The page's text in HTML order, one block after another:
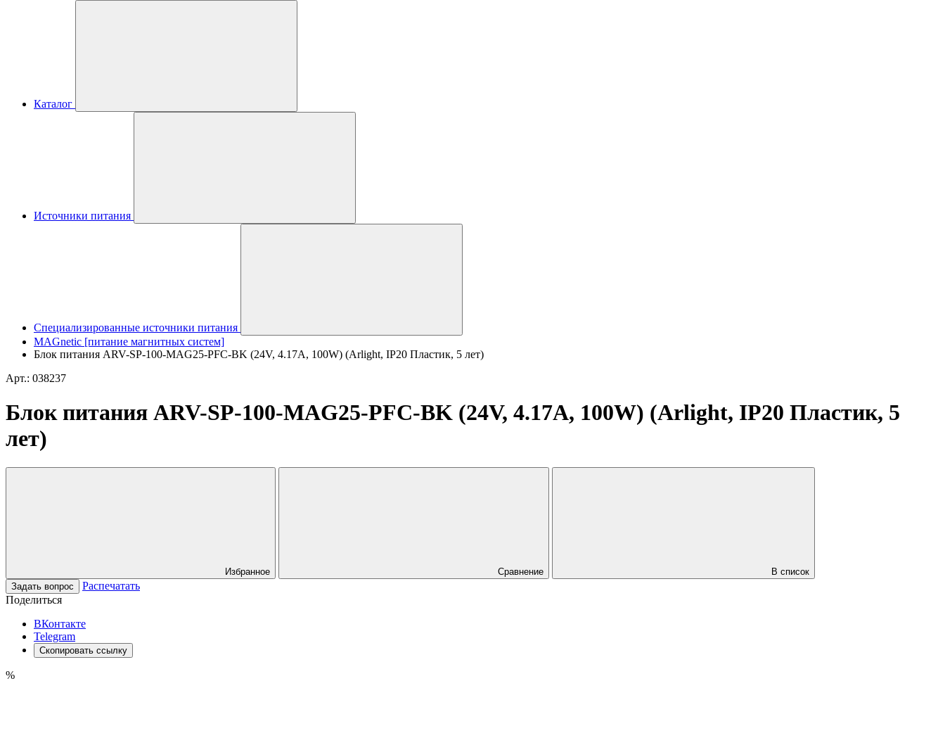
Каталог
Источники питания
Специализированные источники питания
MAGnetic [питание магнитных систем]
Блок питания ARV-SP-100-MAG25-PFC-BK (24V, 4.17A, 100W) (Arlight, IP20 Пластик, 5 лет)
Арт.: 038237
Блок питания ARV-SP-100-MAG25-PFC-BK (24V, 4.17A, 100W) (Arlight, IP20 Пластик, 5
лет)
Избранное Сравнение
В список
Задать вопрос
Распечатать
Поделиться
ВКонтакте
Telegram
Скопировать ссылку
%